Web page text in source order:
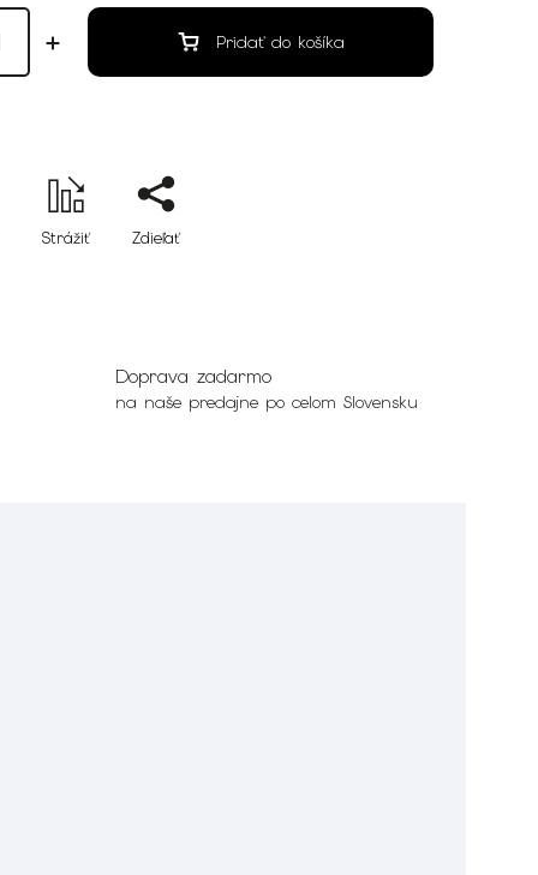
Pridať do košíka
Strážiť Zdieľať
Doprava zadarmo
na naše predajne po celom Slovensku